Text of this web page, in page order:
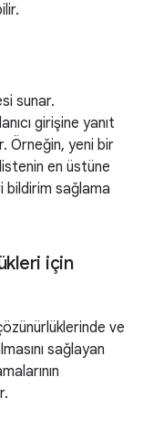
sunar.
girişine yanıt
Örneğin, yeni bir
en üstüne
sağlama
için
ve
sağlayan